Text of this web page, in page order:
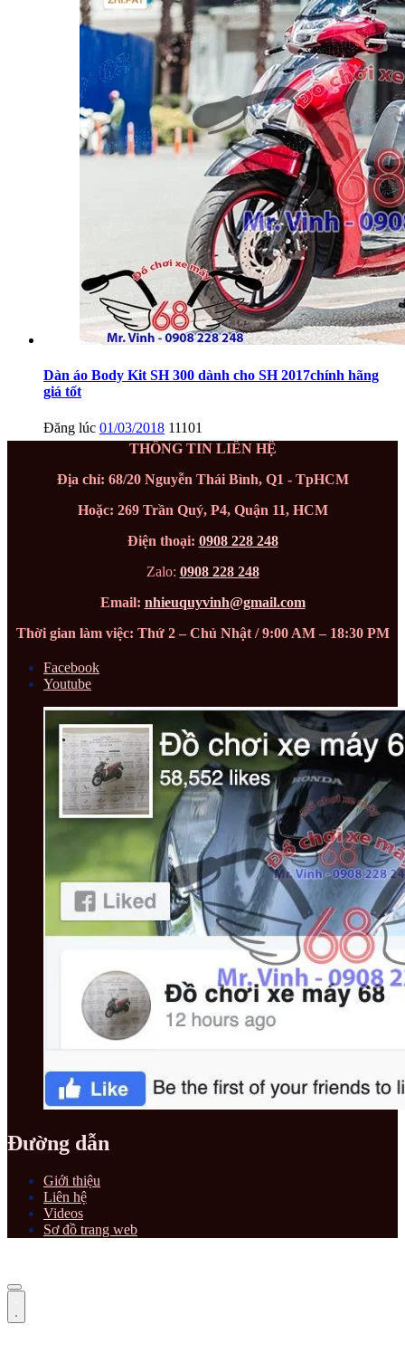
Dàn áo Body Kit SH 300 dành cho SH 2017chính hãng
giá tốt
Đăng lúc 01/03/2018 11101
THÔNG TIN LIÊN HỆ
Địa chỉ: 68/20 Nguyễn Thái Bình, Q1 - TpHCM
Hoặc: 269 Trần Quý, P4, Quận 11, HCM
Điện thoại: 0908 228 248
Zalo: 0908 228 248
Email: nhieuquyvinh@gmail.com
Thời gian làm việc: Thứ 2 – Chủ Nhật / 9:00 AM – 18:30 PM
Facebook
Youtube
Đường dẫn
Giới thiệu
Liên hệ
Videos
Sơ đồ trang web